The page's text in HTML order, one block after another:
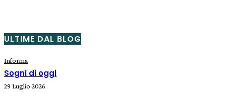
ULTIME DAL BLOG
Informa
Sogni di oggi
29 Luglio 2026